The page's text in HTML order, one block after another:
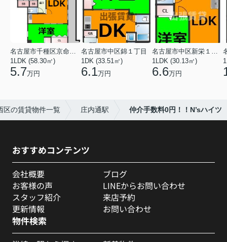
1LDK (58.30㎡)
5.7万円
名古屋市中区錦１丁目
1DK (33.51㎡)
6.1万円
1LDK (30.13㎡)
6.6万円
区の賃貸物件一覧 庄内通駅 仲介手数料0円！！N’sハイツ
おすすめコンテンツ
会社概要
お客様の声
スタッフ紹介
更新情報
ブログ
LINEからお問い合わせ
来店予約
お問い合わせ
物件検索